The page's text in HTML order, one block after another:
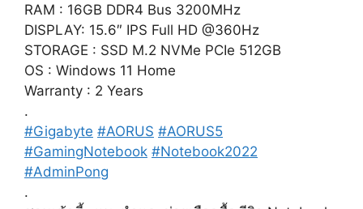
RAM : 16GB DDR4 Bus 3200MHz
DISPLAY: 15.6″ IPS Full HD @360Hz
STORAGE : SSD M.2 NVMe PCIe 512GB
OS : Windows 11 Home
Warranty : 2 Years
.
#Gigabyte #AORUS #AORUS5
#GamingNotebook #Notebook2022
#AdminPong
.